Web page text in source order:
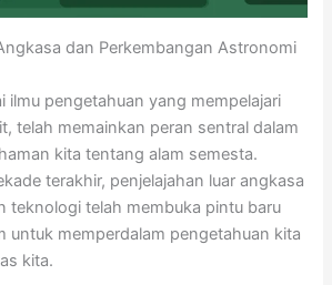
dan Perkembangan Astronomi
ilmu pengetahuan yang mempelajari
telah memainkan peran sentral dalam
kita tentang alam semesta.
terakhir, penjelajahan luar angkasa
teknologi telah membuka pintu baru
untuk memperdalam pengetahuan kita
kita.